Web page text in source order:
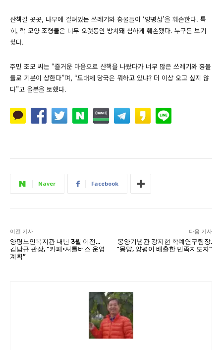
산책길 곳곳, 나무에 걸려있는 쓰레기와 흉물들이 ‘양평삶’을 훼손한다. 특
히, 학 모양 조형물은 너무 오랫동안 방치돼 심하게 훼손됐다. 누구든 보기
싫다.
주민 조모 씨는 “즐거운 마음으로 산책을 나왔다가 너무 많은 쓰레기와 흉물
들로 기분이 상한다”며, “도대체 당국은 뭐하고 있냐? 더 이상 오고 싶지 않
다”고 울분을 토했다.
Naver Facebook
이전 기사
양평노인복지관 내년 3월 이전…
김남규 관장, “카페·셔틀버스 운영
계획”
다음 기사
몽양기념관 강지현 학예연구팀장,
“몽양, 양평이 배출한 민족지도자”